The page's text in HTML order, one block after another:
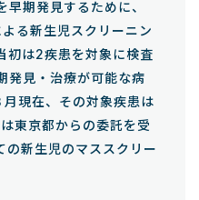
期発見するために、
る新生児スクリーニン
初は2疾患を対象に検査
発見・治療が可能な病
現在、その対象疾患は
東京都からの委託を受
の新生児のマススクリー